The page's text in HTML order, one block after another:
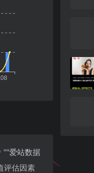
""爱站数据
评估因素